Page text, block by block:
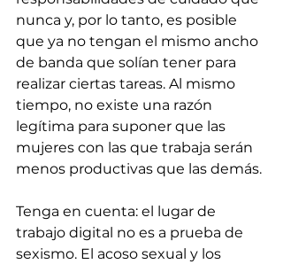
nunca y, por lo tanto, es posible
que ya no tengan el mismo ancho
de banda que solían tener para
realizar ciertas tareas. Al mismo
tiempo, no existe una razón
legítima para suponer que las
mujeres con las que trabaja serán
menos productivas que las demás.
Tenga en cuenta: el lugar de
trabajo digital no es a prueba de
sexismo. El acoso sexual y los